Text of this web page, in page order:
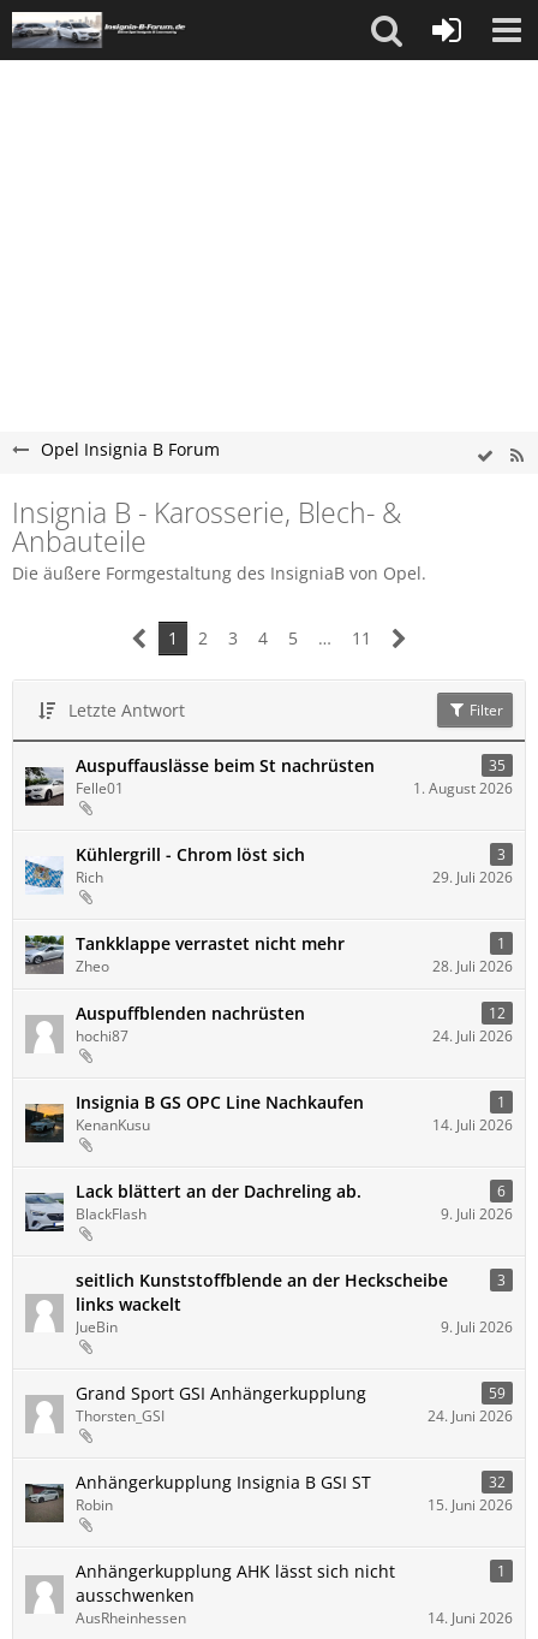
Opel Insignia B Forum
Insignia B - Karosserie, Blech- &
Anbauteile
Die äußere Formgestaltung des InsigniaB von Opel.
1 2 3 4 5 … 11
Letzte Antwort Filter
Auspuffauslässe beim St nachrüsten
35
Felle01
1. August 2026
Kühlergrill - Chrom löst sich
3
Rich
29. Juli 2026
Tankklappe verrastet nicht mehr
1
Zheo
28. Juli 2026
Auspuffblenden nachrüsten
12
hochi87
24. Juli 2026
Insignia B GS OPC Line Nachkaufen
1
KenanKusu
14. Juli 2026
Lack blättert an der Dachreling ab.
6
BlackFlash
9. Juli 2026
seitlich Kunststoffblende an der Heckscheibe
links wackelt
3
JueBin 9. Juli 2026
Grand Sport GSI Anhängerkupplung
59
Thorsten_GSI
24. Juni 2026
Anhängerkupplung Insignia B GSI ST
32
Robin
15. Juni 2026
Anhängerkupplung AHK lässt sich nicht
ausschwenken
1
AusRheinhessen 14. Juni 2026